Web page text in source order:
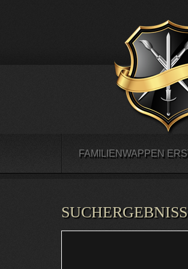
FAMILIENWAPPEN